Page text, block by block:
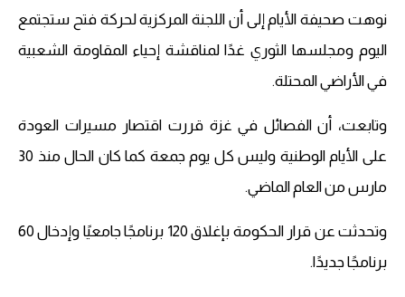
نوهت صحيفة الأيام إلى أن اللجنة المركزية لحركة فتح ستجتمع
اليوم ومجلسها الثوري غدًا لمناقشة إحياء المقاومة الشعبية
في الأراضي المحتلة.
وتابعت، أن الفصائل في غزة قررت اقتصار مسيرات العودة
على الأيام الوطنية وليس كل يوم جمعة كما كان الحال منذ 30
مارس من العام الماضي.
وتحدثت عن قرار الحكومة بإغلاق 120 برنامجًا جامعيًا وإدخال 60
برنامجًا جديدًا.